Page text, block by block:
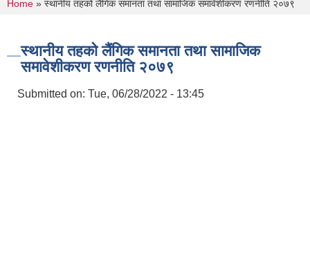
You are here
Home » स्थानीय तहको लैंगिक समानता तथा सामाजिक समावेशीकरण रणनीति २०७९
स्थानीय तहको लैंगिक समानता तथा सामाजिक
समावेशीकरण रणनीति २०७९
Submitted on: Tue, 06/28/2022 - 13:45